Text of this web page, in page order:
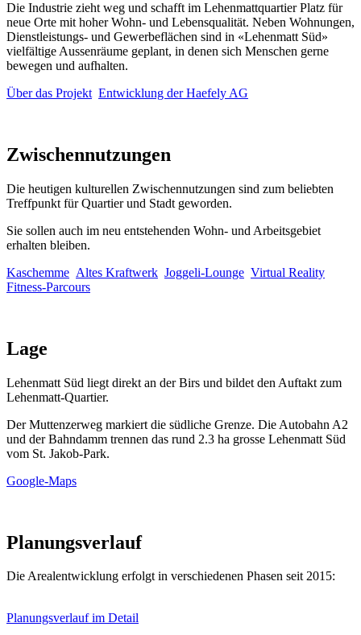
Die Industrie zieht weg und schafft im Lehenmattquartier Platz für
neue Orte mit hoher Wohn- und Lebensqualität. Neben Wohnungen,
Dienstleistungs- und Gewerbeflächen sind in «Lehenmatt Süd»
vielfältige Aussenräume geplant, in denen sich Menschen gerne
bewegen und aufhalten.
Über das Projekt Entwicklung der Haefely AG
Zwischennutzungen
Die heutigen kulturellen Zwischennutzungen sind zum beliebten
Treffpunkt für Quartier und Stadt geworden.
Sie sollen auch im neu entstehenden Wohn- und Arbeitsgebiet
erhalten bleiben.
Kaschemme Altes Kraftwerk Joggeli-Lounge Virtual Reality
Fitness-Parcours
Lage
Lehenmatt Süd liegt direkt an der Birs und bildet den Auftakt zum
Lehenmatt-Quartier.
Der Muttenzerweg markiert die südliche Grenze. Die Autobahn A2
und der Bahndamm trennen das rund 2.3 ha grosse Lehenmatt Süd
vom St. Jakob-Park.
Google-Maps
Planungsverlauf
Die Arealentwicklung erfolgt in verschiedenen Phasen seit 2015:
Planungsverlauf im Detail